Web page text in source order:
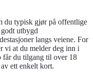
du typisk gjør på offentlige
utbygd
langs veiene. For
vi at du melder deg inn i
får du tilgang til over 18
ett enkelt kort.